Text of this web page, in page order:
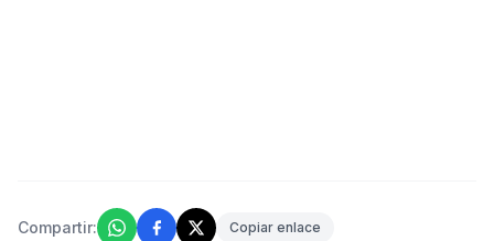
Compartir: Copiar enlace